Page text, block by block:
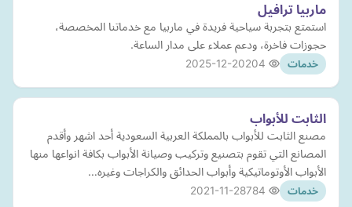
ماربيا ترافيل
استمتع بتجربة سياحية فريدة في ماربيا مع خدماتنا المخصصة،
حجوزات فاخرة، ودعم عملاء على مدار الساعة.
خدمات 2025-12-20
الثابت للأبواب
مصنع الثابت للأبواب بالمملكة العربية السعودية أحد اشهر وأقدم
المصانع التي تقوم بتصنيع وتركيب وصيانة الأبواب بكافة انواعها منها
الأبواب الأوتوماتيكية وأبواب الحدائق والكراجات وغيره…
خدمات 2021-11-28